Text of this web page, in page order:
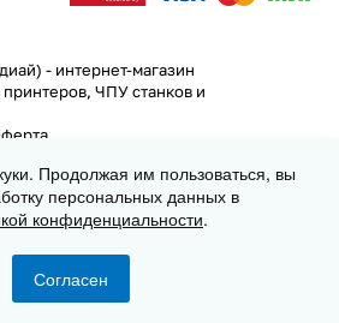
В корзину
Корзина Избранные
- интернет-магазин
ЧПУ станков и
Продолжая им пользоваться, вы
персональных данных в
конфиденциальности.
Согласен